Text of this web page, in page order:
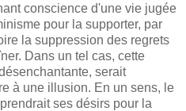
conscience d'une vie jugée
pour la supporter, par
la suppression des regrets
Dans un tel cas, cette
serait
à une illusion. En un sens, le
ses désirs pour la